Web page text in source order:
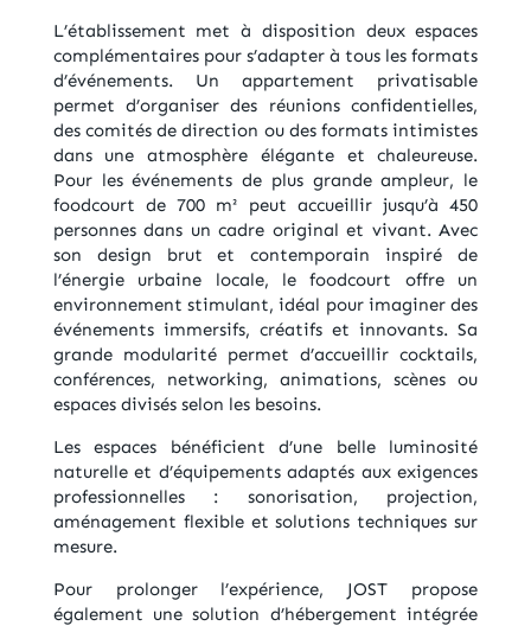
L’établissement met à disposition deux espaces
complémentaires pour s’adapter à tous les formats
d’événements. Un appartement privatisable
permet d’organiser des réunions confidentielles,
des comités de direction ou des formats intimistes
dans une atmosphère élégante et chaleureuse.
Pour les événements de plus grande ampleur, le
foodcourt de 700 m² peut accueillir jusqu’à 450
personnes dans un cadre original et vivant. Avec
son design brut et contemporain inspiré de
l’énergie urbaine locale, le foodcourt offre un
environnement stimulant, idéal pour imaginer des
événements immersifs, créatifs et innovants. Sa
grande modularité permet d’accueillir cocktails,
conférences, networking, animations, scènes ou
espaces divisés selon les besoins.
Les espaces bénéficient d’une belle luminosité
naturelle et d’équipements adaptés aux exigences
professionnelles : sonorisation, projection,
aménagement flexible et solutions techniques sur
mesure.
Pour prolonger l’expérience, JOST propose
également une solution d’hébergement intégrée